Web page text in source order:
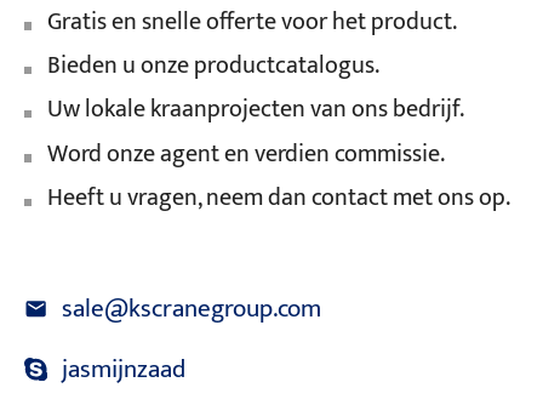
Gratis en snelle offerte voor het product.
Bieden u onze productcatalogus.
Uw lokale kraanprojecten van ons bedrijf.
Word onze agent en verdien commissie.
Heeft u vragen, neem dan contact met ons op.
sale@kscranegroup.com
jasmijnzaad